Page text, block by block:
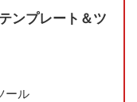
ンプレート＆ツ
ール